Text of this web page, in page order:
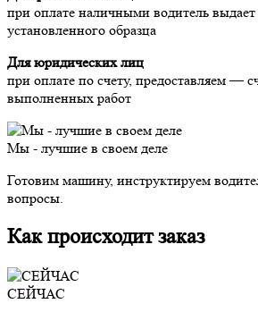
при оплате наличными водитель
установленного образца
Для юридических лиц
при оплате по счету, предоставляем —
выполненных работ
Мы - лучшие в своем деле
Готовим машину, инструктируем
вопросы.
Как происходит заказ
СЕЙЧАС